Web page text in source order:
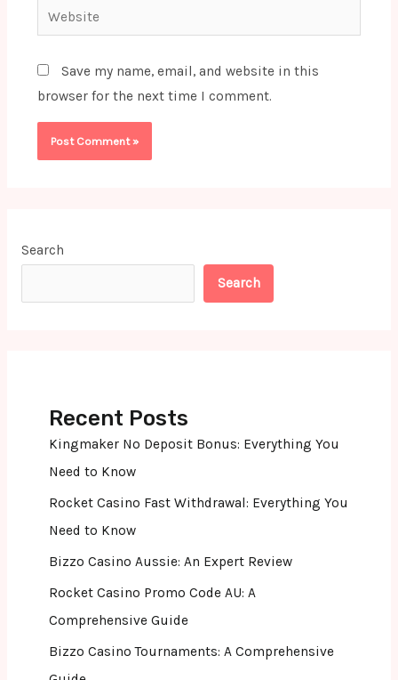
Website
Save my name, email, and website in this
browser for the next time I comment.
Search
Search
Recent Posts
Kingmaker No Deposit Bonus: Everything You
Need to Know
Rocket Casino Fast Withdrawal: Everything You
Need to Know
Bizzo Casino Aussie: An Expert Review
Rocket Casino Promo Code AU: A
Comprehensive Guide
Bizzo Casino Tournaments: A Comprehensive